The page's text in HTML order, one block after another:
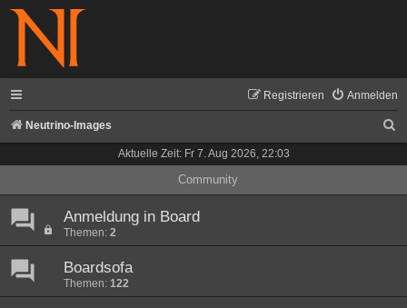
Anmelden
Registrieren
Neutrino-Images
h
Aktuelle Zeit: Fr 7. Aug 2026, 22:03
Community
Anmeldung in Board
Themen: 2
Boardsofa
Themen: 122